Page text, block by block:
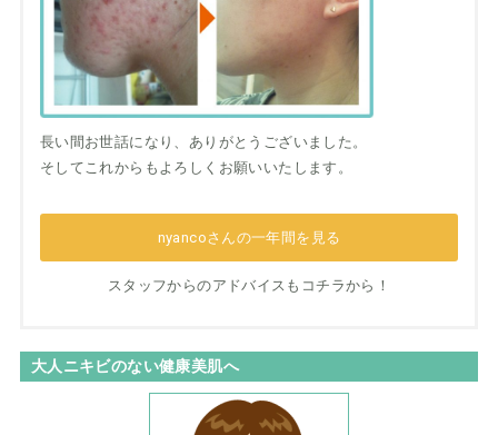
長い間お世話になり、ありがとうございました。
そしてこれからもよろしくお願いいたします。
nyancoさんの一年間を見る
スタッフからのアドバイスもコチラから！
大人ニキビのない健康美肌へ